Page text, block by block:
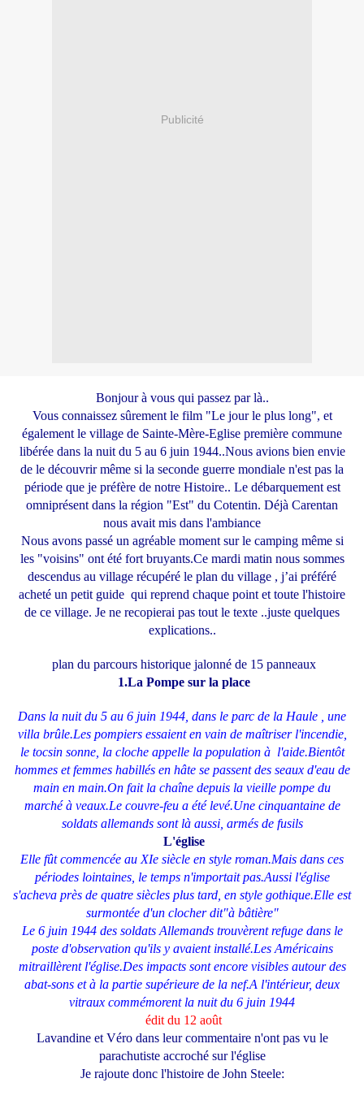
Publicité
Bonjour à vous qui passez par là..
Vous connaissez sûrement le film "Le jour le plus long", et
également le village de Sainte-Mère-Eglise première commune
libérée dans la nuit du 5 au 6 juin 1944..Nous avions bien envie
de le découvrir même si la seconde guerre mondiale n'est pas la
période que je préfère de notre Histoire.. Le débarquement est
omniprésent dans la région "Est" du Cotentin. Déjà Carentan
nous avait mis dans l'ambiance
Nous avons passé un agréable moment sur le camping même si
les "voisins" ont été fort bruyants.Ce mardi matin nous sommes
descendus au village récupéré le plan du village , j’ai préféré
acheté un petit guide qui reprend chaque point et toute l'histoire
de ce village. Je ne recopierai pas tout le texte ..juste quelques
explications..
plan du parcours historique jalonné de 15 panneaux
1.La Pompe sur la place
Dans la nuit du 5 au 6 juin 1944, dans le parc de la Haule , une
villa brûle.Les pompiers essaient en vain de maîtriser l'incendie,
le tocsin sonne, la cloche appelle la population à l'aide.Bientôt
hommes et femmes habillés en hâte se passent des seaux d'eau de
main en main.On fait la chaîne depuis la vieille pompe du
marché à veaux.Le couvre-feu a été levé.Une cinquantaine de
soldats allemands sont là aussi, armés de fusils
L'église
Elle fût commencée au XIe siècle en style roman.Mais dans ces
périodes lointaines, le temps n'importait pas.Aussi l'église
s'acheva près de quatre siècles plus tard, en style gothique.Elle est
surmontée d'un clocher dit"à bâtière"
Le 6 juin 1944 des soldats Allemands trouvèrent refuge dans le
poste d'observation qu'ils y avaient installé.Les Américains
mitraillèrent l'église.Des impacts sont encore visibles autour des
abat-sons et à la partie supérieure de la nef.A l'intérieur, deux
vitraux commémorent la nuit du 6 juin 1944
édit du 12 août
Lavandine et Véro dans leur commentaire n'ont pas vu le
parachutiste accroché sur l'église
Je rajoute donc l'histoire de John Steele: